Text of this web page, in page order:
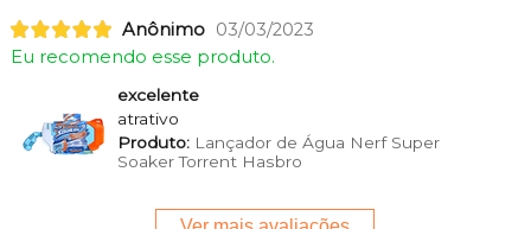
Anônimo 03/03/2023
Eu recomendo esse produto.
excelente
atrativo
Produto:Lançador de Água Nerf Super
Soaker Torrent Hasbro